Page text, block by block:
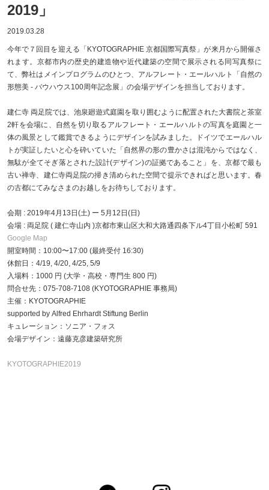
2019」
2019.03.28
今年で７回目を迎える「KYOTOGRAPHIE 京都国際写真祭」が来月から開催さ
れます。京都市内の歴史的建造物や近代建築の空間で展示される同写真祭に
て、弊社はメインプログラムのひとつ、アルフレート・エールハルト「自然の
形態美 - バウハウス100周年記念展」の会場デザインを担当しております。
建仁寺 両足院では、池泉廻遊式庭園を取り囲むように配置された大書院と茶室
2軒を会場に、自然を切り取るアルフレート・エールハルトの写真を庭園と一
体の風景として鑑賞できるようにデザインを試みました。ドイツでエールハル
トが実証したいと心を砕いていた「自然界の形の豊かさは混沌からではなく、
無駄が全てそぎ落とされた設計(デザイン)の証拠であること」を、京都で最も
古い禅寺、建仁寺両足院の掃き清められた空間で提示できればと思います。春
の古都にてみなさまのお越しをお待ちしております。
会期 : 2019年4月13日(土) ー 5月12日(日)
会場 : 両足院 ( 建仁寺山内 )京都市東山区大和大路通四条下ル4丁目小松町 591
Google Map
開室時間：10:00〜17:00 (最終受付 16:30)
休館日：4/19, 4/20, 4/25, 5/9
入場料：1000 円 (大学・高校・専門生 800 円)
問合せ先：075-708-7108 (KYOTOGRAPHIE 事務局)
主催：KYOTOGRAPHIE
supported by Alfred Ehrhardt Stiftung Berlin
キュレーション：ソニア・フォス
会場デザイン：遠藤克彦建築研究所
KYOTOGRAPHIE2019